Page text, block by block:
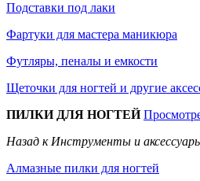
Подставки под лаки
Фартуки для мастера маникюра
Футляры, пеналы и емкости
Щеточки для ногтей и другие
ПИЛКИ ДЛЯ НОГТЕЙ
Назад к Инструменты и
Алмазные пилки для ногтей